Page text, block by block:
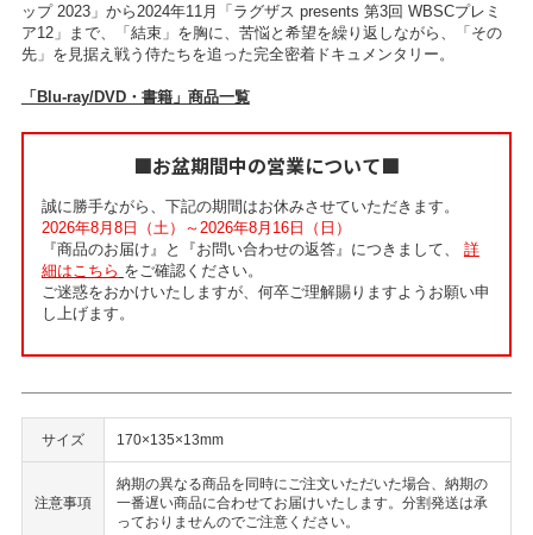
ップ 2023」から2024年11月「ラグザス presents 第3回 WBSCプレミ
ア12」まで、「結束」を胸に、苦悩と希望を繰り返しながら、「その
先」を見据え戦う侍たちを追った完全密着ドキュメンタリー。
「Blu-ray/DVD・書籍」商品一覧
■お盆期間中の営業について■
誠に勝手ながら、下記の期間はお休みさせていただきます。
2026年8月8日（土）～2026年8月16日（日）
『商品のお届け』と『お問い合わせの返答』につきまして、 詳
細はこちら をご確認ください。
ご迷惑をおかけいたしますが、何卒ご理解賜りますようお願い申
し上げます。
サイズ 170×135×13mm
注意事項
納期の異なる商品を同時にご注文いただいた場合、納期の
一番遅い商品に合わせてお届けいたします。分割発送は承
っておりませんのでご注意ください。